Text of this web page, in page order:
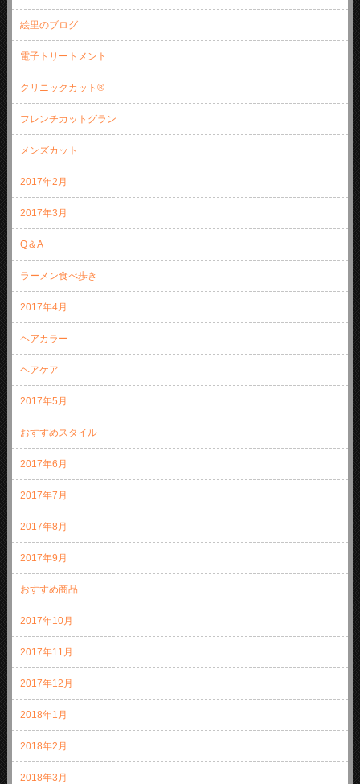
絵里のブログ
電子トリートメント
クリニックカット®
フレンチカットグラン
メンズカット
2017年2月
2017年3月
Q＆A
ラーメン食べ歩き
2017年4月
ヘアカラー
ヘアケア
2017年5月
おすすめスタイル
2017年6月
2017年7月
2017年8月
2017年9月
おすすめ商品
2017年10月
2017年11月
2017年12月
2018年1月
2018年2月
2018年3月